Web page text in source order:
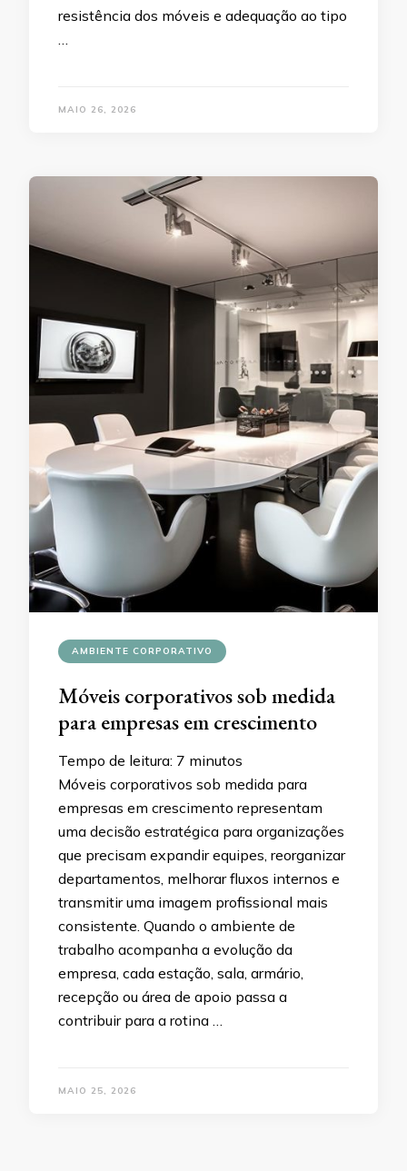
resistência dos móveis e adequação ao tipo
…
MAIO 26, 2026
AMBIENTE CORPORATIVO
Móveis corporativos sob medida
para empresas em crescimento
Tempo de leitura: 7 minutos
Móveis corporativos sob medida para
empresas em crescimento representam
uma decisão estratégica para organizações
que precisam expandir equipes, reorganizar
departamentos, melhorar fluxos internos e
transmitir uma imagem profissional mais
consistente. Quando o ambiente de
trabalho acompanha a evolução da
empresa, cada estação, sala, armário,
recepção ou área de apoio passa a
contribuir para a rotina …
MAIO 25, 2026